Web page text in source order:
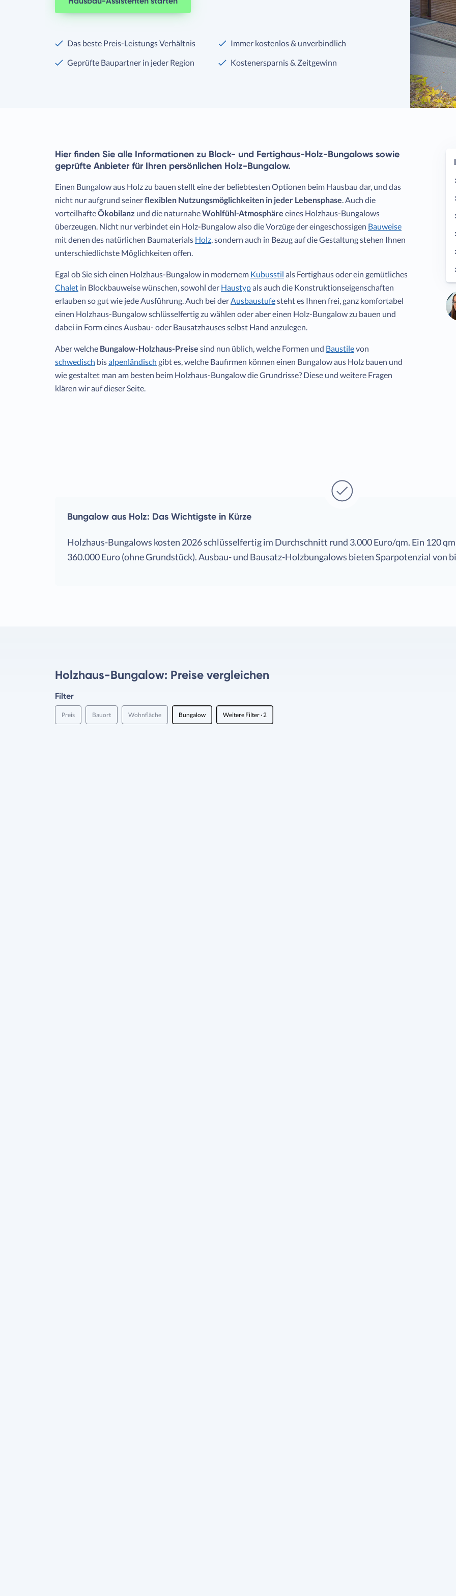
Das beste Preis-Leistungs Verhältnis
Immer kostenlos & unverbindlich
Geprüfte Baupartner in jeder Region
Kostenersparnis & Zeitgewinn
Hier finden Sie alle Informationen zu Block- und Fertighaus-Holz-Bungalows sowie
geprüfte Anbieter für Ihren persönlichen Holz-Bungalow.
Einen Bungalow aus Holz zu bauen stellt eine der beliebtesten Optionen beim Hausbau dar, und das
nicht nur aufgrund seinerflexiblen Nutzungsmöglichkeiten in jeder Lebensphase. Auch die
vorteilhafteÖkobilanz und die naturnaheWohlfühl-Atmosphäre eines Holzhaus-Bungalows
überzeugen. Nicht nur verbindet ein Holz-Bungalow also die Vorzüge der eingeschossigen Bauweise
mit denen des natürlichen Baumaterials Holz, sondern auch in Bezug auf die Gestaltung stehen Ihnen
unterschiedlichste Möglichkeiten offen.
Egal ob Sie sich einen Holzhaus-Bungalow in modernem Kubusstil als Fertighaus oder ein gemütliches
Chalet in Blockbauweise wünschen, sowohl der Haustypals auch die Konstruktionseigenschaften
erlauben so gut wie jede Ausführung. Auch bei derAusbaustufesteht es Ihnen frei, ganz komfortabel
einen Holzhaus-Bungalow schlüsselfertig zu wählen oder aber einen Holz-Bungalow zu bauen und
dabei in Form eines Ausbau- oder Bausatzhauses selbst Hand anzulegen.
Aber welche Bungalow-Holzhaus-Preise sind nun üblich, welche Formen und Baustilevon
schwedisch bisalpenländisch gibt es, welche Baufirmen können einen Bungalow aus Holz bauen und
wie gestaltet man am besten beim Holzhaus-Bungalow die Grundrisse? Diese und weitere Fragen
klären wir auf dieser Seite.
Bungalow aus Holz: Das Wichtigste in Kürze
Holzhaus-Bungalows kosten 2026 schlüsselfertig im Durchschnitt rund 3.000 Euro/qm. Ein 120
360.000 Euro (ohne Grundstück). Ausbau- und Bausatz-Holzbungalows bieten Sparpotenzial von
Holzhaus-Bungalow: Preise vergleichen
Filter
Preis Bauort Wohnfläche Bungalow Weitere Filter· 2